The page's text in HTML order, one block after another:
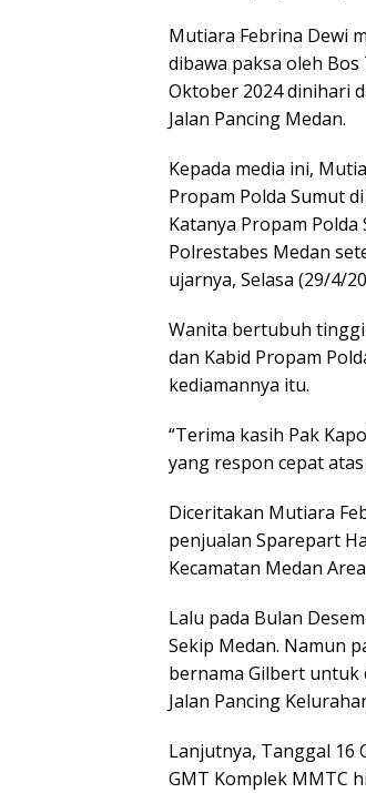
Mutiara Febrina Dewi
dibawa paksa oleh
Oktober 2024 dinihari
Jalan Pancing Medan.
Kepada media ini,
Propam Polda Sumut
Katanya Propam
Polrestabes Medan
ujarnya, Selasa (29/4/
Wanita bertubuh tinggi
dan Kabid Propam
kediamannya itu.
“Terima kasih Pak
yang respon cepat
Diceritakan Mutiara
penjualan Sparepart
Kecamatan Medan
Lalu pada Bulan
Sekip Medan. Namun
bernama Gilbert untuk
Jalan Pancing
Lanjutnya, Tanggal 16
GMT Komplek MMTC